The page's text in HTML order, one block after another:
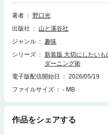
をお繕い 野口光が教える一生使え
最新のダーニングテクニックと写
基本のテクニックは大きな写真と
ミ、すり切れ、どんなものでも気
で楽しい、一生使えるダーニング
まずはここから始めよう！
チでお繕いさりげないダーニング
かった！ もっと着られるダーニン
使う道具ダーニングマッシュルー
け！2ゴマシオステッチのダーニン
著者
野口光
出版社
山と溪谷社
ジャンル
趣味
シリーズ
新装版 大切にしたい
ダーニング術
電子版配信開始日
2026/05/19
ファイルサイズ
- MB
作品をシェアする